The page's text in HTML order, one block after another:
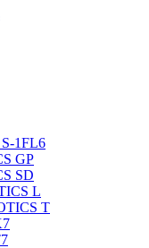
1FL6
GP
SD
L
T